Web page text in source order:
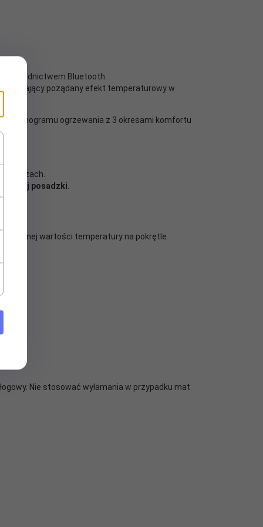
pośrednictwem Bluetooth.
pożądany efekt temperaturowy w
ogrzewania z 3 okresami komfortu
posadzki
wartości temperatury na pokrętle
Nie stosować wyłamania w przypadku mat